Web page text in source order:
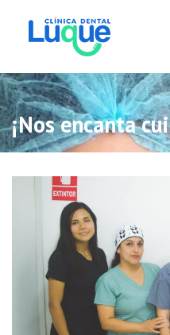
¡Nos encanta